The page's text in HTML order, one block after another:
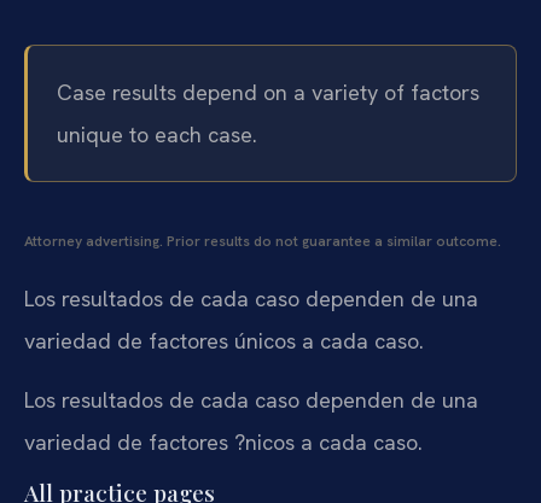
Case results depend on a variety of factors
unique to each case.
Attorney advertising. Prior results do not guarantee a similar outcome.
Los resultados de cada caso dependen de una
variedad de factores únicos a cada caso.
Los resultados de cada caso dependen de una
variedad de factores ?nicos a cada caso.
All practice pages